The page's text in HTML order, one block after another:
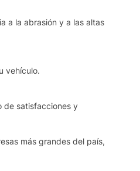
a la abrasión y a las altas
vehículo.
de satisfacciones y
más grandes del país,